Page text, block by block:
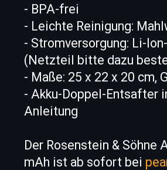
- BPA-frei
- Leichte Reinigung:
- Stromversorgung: Li-
(Netzteil bitte dazu
- Maße: 25 x 22 x 20 cm,
- Akku-Doppel-Entsafter
Anleitung
Der Rosenstein & Söhne
mAh ist ab sofort bei